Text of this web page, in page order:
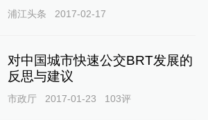
浦江头条 2017-02-17
对中国城市快速公交BRT发展的
反思与建议
市政厅 2017-01-23 103评